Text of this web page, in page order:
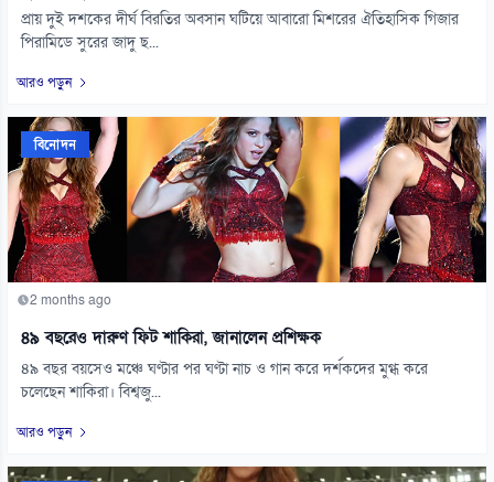
প্রায় দুই দশকের দীর্ঘ বিরতির অবসান ঘটিয়ে আবারো মিশরের ঐতিহাসিক গিজার
পিরামিডে সুরের জাদু ছ...
আরও পড়ুন
বিনোদন
2 months ago
৪৯ বছরেও দারুণ ফিট শাকিরা, জানালেন প্রশিক্ষক
৪৯ বছর বয়সেও মঞ্চে ঘণ্টার পর ঘণ্টা নাচ ও গান করে দর্শকদের মুগ্ধ করে
চলেছেন শাকিরা। বিশ্বজু...
আরও পড়ুন